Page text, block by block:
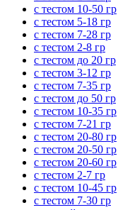
с тестом 10-50 гр
с тестом 5-18 гр
с тестом 7-28 гр
с тестом 2-8 гр
с тестом до 20 гр
с тестом 3-12 гр
с тестом 7-35 гр
с тестом до 50 гр
с тестом 10-35 гр
с тестом 7-21 гр
с тестом 20-80 гр
с тестом 20-50 гр
с тестом 20-60 гр
с тестом 2-7 гр
с тестом 10-45 гр
с тестом 7-30 гр